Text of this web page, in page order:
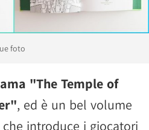
foto
"The Temple of
, ed è un bel volume
introduce i giocatori